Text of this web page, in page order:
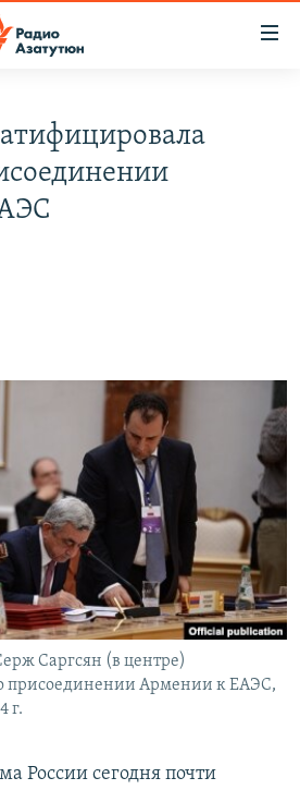
Саргсян (в центре)
присоединении Армении к ЕАЭС,
г.
России сегодня почти